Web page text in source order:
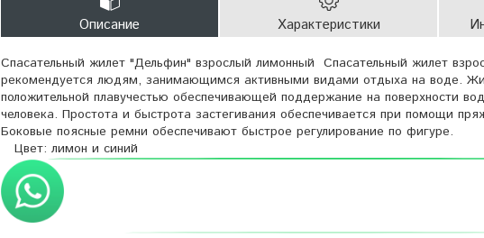
Описание Характеристики
Спасательный жилет "Дельфин" взрослый лимонный Спасательный жилет
рекомендуется людям, занимающимся активными видами отдыха на воде.
положительной плавучестью обеспечивающей поддержание на поверхности
человека. Простота и быстрота застегивания обеспечивается при помощи
Боковые поясные ремни обеспечивают быстрое регулирование по
Цвет: лимон и синий